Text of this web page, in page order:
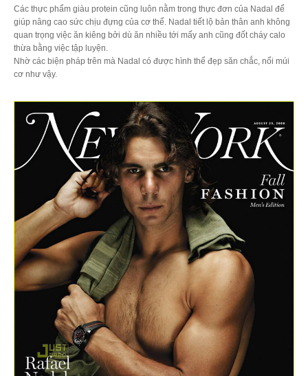
Các thực phẩm giàu protein cũng luôn nằm trong thực đơn của Nadal để
giúp nâng cao sức chịu đựng của cơ thể. Nadal tiết lộ bản thân anh không
quan trọng việc ăn kiêng bởi dù ăn nhiều tới mấy anh cũng đốt cháy calo
thừa bằng việc tập luyện.
Nhờ các biện pháp trên mà Nadal có được hình thể đẹp săn chắc, nổi múi
cơ như vậy.